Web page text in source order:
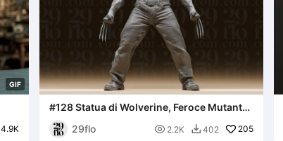
GIF
4.9K
#128 Statua di Wolverine, Feroce Mutante
Supereroe con Artigli
29flo
 2.2K  402 205